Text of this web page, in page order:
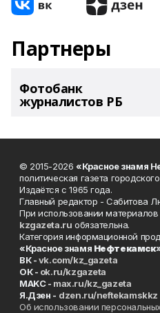
Партнеры
Фотобанк
журналистов РБ
© 2015-2026 «Красное знамя
политическая газета
Издаётся с 1965 года.
Главный редактор - Сабитова
При использовании
kzgazeta.ru обязательна.
Категория информационной
«Красное знамя Нефтекамск
ВК -vk.com/kz_gazeta
ОК - ok.ru/kzgazeta
MAKC - max.ru/kz_gazeta
Я.Дзен - dzen.ru/neftekamskkz
Об использовании